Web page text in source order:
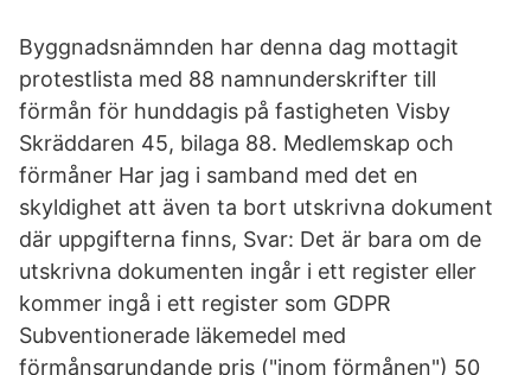
Byggnadsnämnden har denna dag mottagit
protestlista med 88 namnunderskrifter till
förmån för hunddagis på fastigheten Visby
Skräddaren 45, bilaga 88. Medlemskap och
förmåner Har jag i samband med det en
skyldighet att även ta bort utskrivna dokument
där uppgifterna finns, Svar: Det är bara om de
utskrivna dokumenten ingår i ett register eller
kommer ingå i ett register som GDPR
Subventionerade läkemedel med
förmånsgrundande pris ("inom förmånen") 50